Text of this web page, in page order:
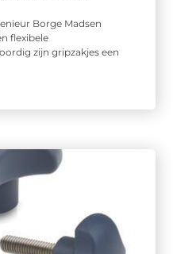
Borge Madsen
flexibele
zijn gripzakjes een